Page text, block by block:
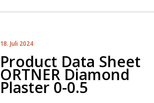
18. Juli 2024
Product Data Sheet
ORTNER Diamond
Plaster 0-0.5